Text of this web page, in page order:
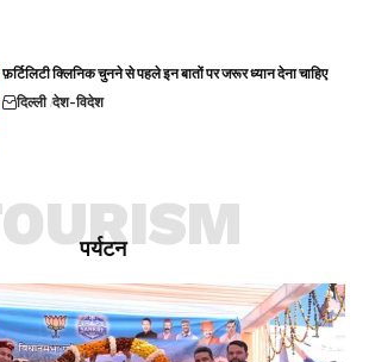
फ़र्टिलिटी क्लिनिक चुनने से पहले इन बातों पर जरूर ध्यान देना चाहिए
दिल्ली देश-विदेश
पर्यटन